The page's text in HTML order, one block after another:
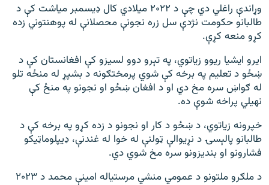
وړاندې راغلي دي چې د ۲۰۲۲ ميلادي کال ډیسمبر میاشت کې د
طالبانو حکومت نژدې سل زره نجونې محصلانې له پوهنتوني زده
کړو منعه کړې.
ایرو ایشیا ریوو زیاتوي، په تېرو دوو لسیزو کې افغانستان کې د
ښځو د تعلیم په برخه کې شوي پرمختګونه د بشپړ له منځه تلو
له ګواښ سره مخ دي او د افغان ښځو او نجونو په منځ کې
نهیلي پراخه شوې ده.
خپرونه زیاتوي، د ښځو د کار او نجونو د زده کړو په برخه کې د
طالبانو پالېسۍ د نړیوالې ټولنې له خوا له غندنې، ډیپلوماټیکو
فشارونو او بندیزونو سره مخ شوي دي.
د ملګرو ملتونو د عمومي منشي مرستیاله امینې محمد د ۲۰۲۳